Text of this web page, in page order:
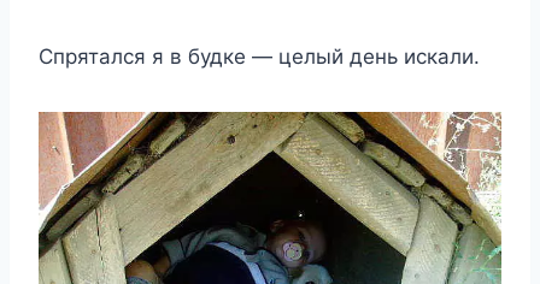
Спрятался я в будке — целый день искали.